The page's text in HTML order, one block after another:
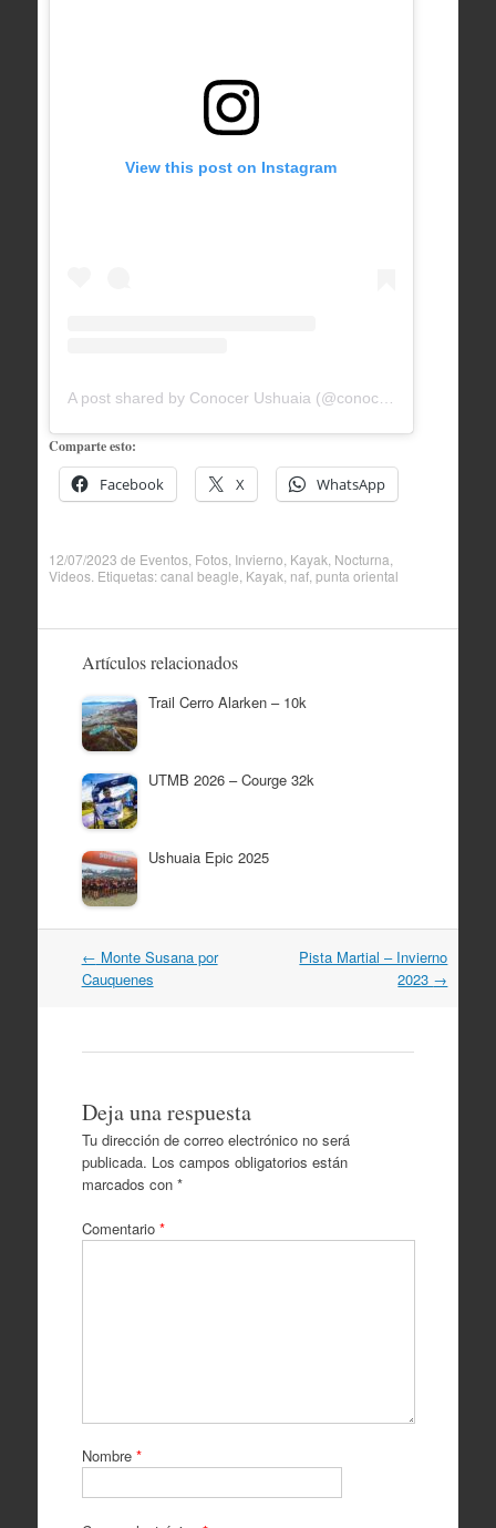
View this post on Instagram
A post shared by Conocer Ushuaia (@conocerushuaia)
Comparte esto:
Facebook X WhatsApp
12/07/2023 de Eventos, Fotos, Invierno, Kayak, Nocturna,
Videos. Etiquetas:canal beagle, Kayak, naf,punta oriental
Artículos relacionados
Trail Cerro Alarken – 10k
UTMB 2026 – Courge 32k
Ushuaia Epic 2025
Navegación
por
← Monte Susana por
Cauquenes
Pista Martial – Invierno
2023 →
Deja una respuesta
Tu dirección de correo electrónico no será
publicada. Los campos obligatorios están
marcados con *
Comentario *
Nombre *